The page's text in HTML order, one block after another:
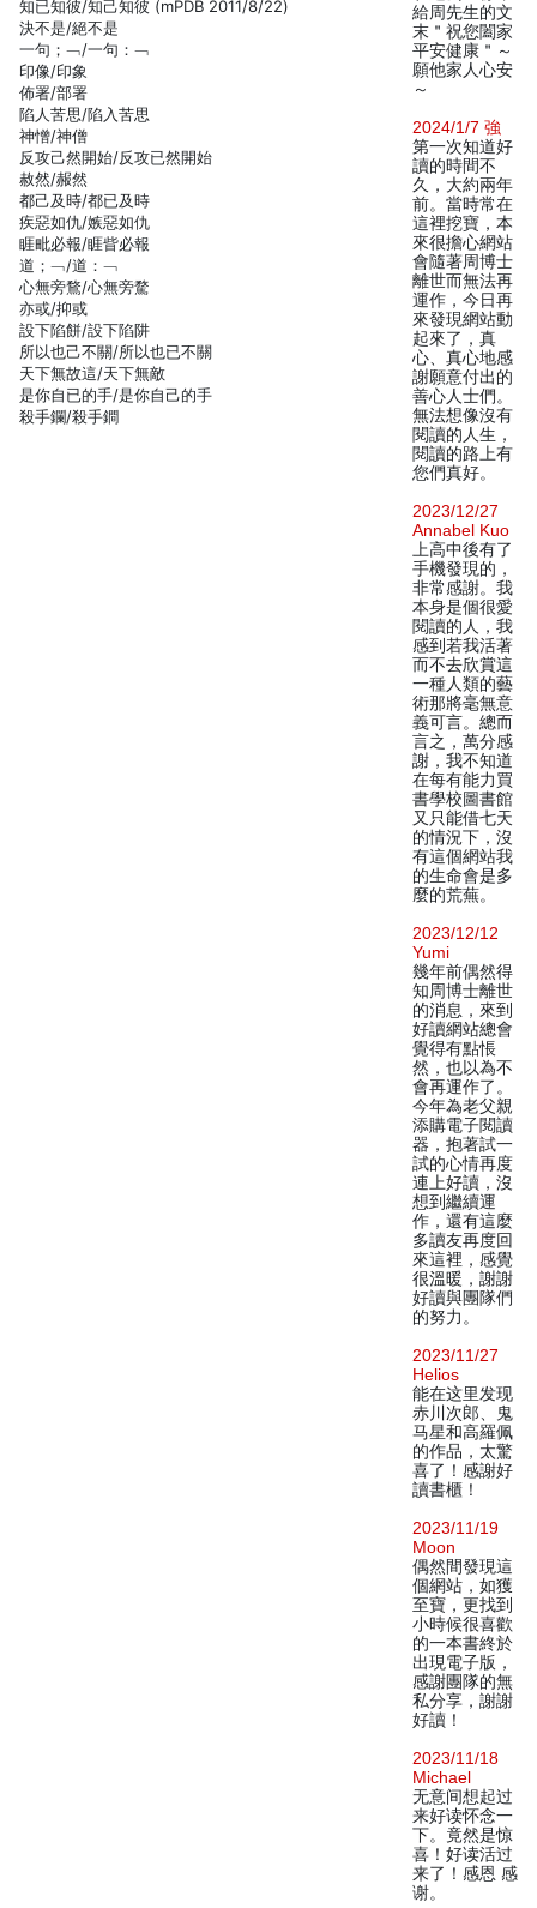
知已知彼/知己知彼 (mPDB 2011/8/22)
決不是/絕不是
一句；﹁/一句：﹁
印像/印象
佈署/部署
陷人苦思/陷入苦思
神憎/神僧
反攻己然開始/反攻已然開始
赦然/赧然
都己及時/都已及時
疾惡如仇/嫉惡如仇
睚毗必報/睚眥必報
道；﹁/道：﹁
心無旁鶩/心無旁騖
亦或/抑或
設下陷餅/設下陷阱
所以也己不關/所以也已不關
天下無故這/天下無敵
是你自已的手/是你自己的手
殺手鑭/殺手鐧
給周先生的文
末＂祝您闔家
平安健康＂～
願他家人心安
～
2024/1/7 強
第一次知道好
讀的時間不
久，大約兩年
前。當時常在
這裡挖寶，本
來很擔心網站
會隨著周博士
離世而無法再
運作，今日再
來發現網站動
起來了，真
心、真心地感
謝願意付出的
善心人士們。
無法想像沒有
閱讀的人生，
閱讀的路上有
您們真好。
2023/12/27
Annabel Kuo
上高中後有了
手機發現的，
非常感謝。我
本身是個很愛
閱讀的人，我
感到若我活著
而不去欣賞這
一種人類的藝
術那將毫無意
義可言。總而
言之，萬分感
謝，我不知道
在每有能力買
書學校圖書館
又只能借七天
的情況下，沒
有這個網站我
的生命會是多
麼的荒蕪。
2023/12/12
Yumi
幾年前偶然得
知周博士離世
的消息，來到
好讀網站總會
覺得有點悵
然，也以為不
會再運作了。
今年為老父親
添購電子閱讀
器，抱著試一
試的心情再度
連上好讀，沒
想到繼續運
作，還有這麼
多讀友再度回
來這裡，感覺
很溫暖，謝謝
好讀與團隊們
的努力。
2023/11/27
Helios
能在这里发现
赤川次郎、鬼
马星和高羅佩
的作品，太驚
喜了！感謝好
讀書櫃！
2023/11/19
Moon
偶然間發現這
個網站，如獲
至寶，更找到
小時候很喜歡
的一本書終於
出現電子版，
感謝團隊的無
私分享，謝謝
好讀！
2023/11/18
Michael
无意间想起过
来好读怀念一
下。竟然是惊
喜！好读活过
来了！感恩 感
谢。